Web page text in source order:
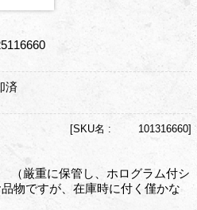
済
[SKU名 : 101316660]
厳重に保管し、ホログラム付シ
物ですが、在庫時に付く僅かな